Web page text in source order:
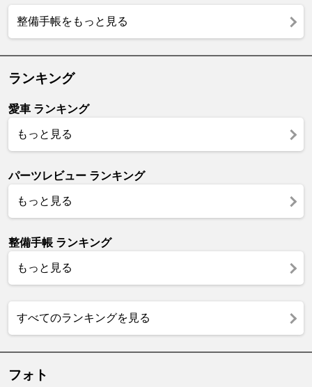
整備手帳をもっと見る
ランキング
愛車 ランキング
もっと見る
パーツレビュー ランキング
もっと見る
整備手帳 ランキング
もっと見る
すべてのランキングを見る
フォト